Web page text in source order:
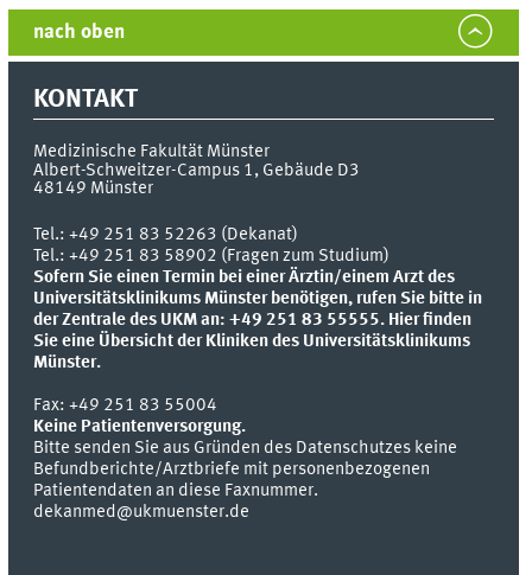
nach oben
KONTAKT
Medizinische Fakultät Münster
Albert-Schweitzer-Campus 1, Gebäude D3
48149 Münster
Tel.:+49 251 83 52263 (Dekanat)
Tel.: +49 251 83 58902 (Fragen zum Studium)
Sofern Sie einen Termin bei einer Ärztin/einem Arzt des
Universitätsklinikums Münster benötigen, rufen Sie bitte in
der Zentrale des UKM an: +49 251 83 55555. Hier finden
Sie eine Übersicht der Kliniken des Universitätsklinikums
Münster.
Fax:+49 251 83 55004
Keine Patientenversorgung.
Bitte senden Sie aus Gründen des Datenschutzes keine
Befundberichte/Arztbriefe mit personenbezogenen
Patientendaten an diese Faxnummer.
dekanmed@ukmuenster.de